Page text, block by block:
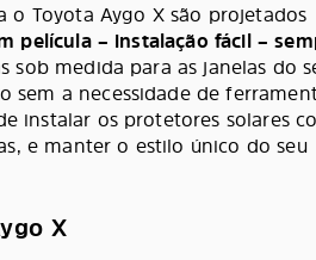
o Toyota Aygo X são projetados
película – instalação fácil –
sob medida para as janelas do
sem a necessidade de
instalar os protetores solares
e manter o estilo único do seu
X